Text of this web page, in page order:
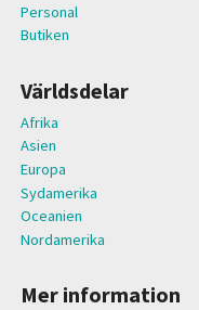
Personal
Butiken
Världsdelar
Afrika
Asien
Europa
Sydamerika
Oceanien
Nordamerika
Mer information